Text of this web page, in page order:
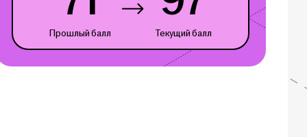
Прошлый балл Текущий балл